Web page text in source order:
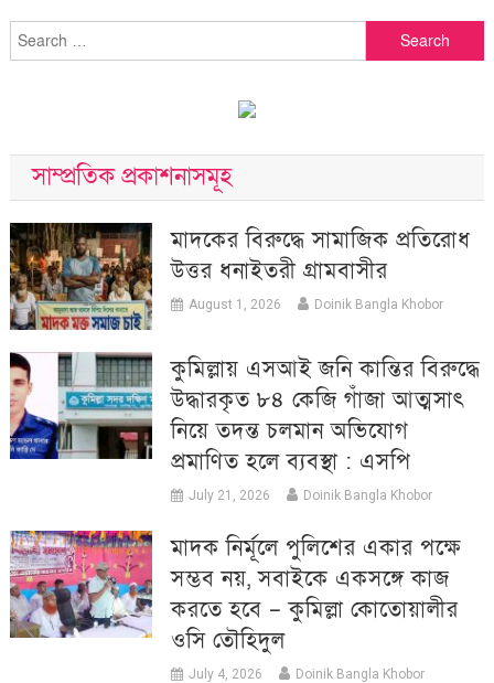
Search
for:
সাম্প্রতিক প্রকাশনাসমূহ
মাদকের বিরুদ্ধে সামাজিক প্রতিরোধ
উত্তর ধনাইতরী গ্রামবাসীর
August 1, 2026 Doinik Bangla Khobor
কুমিল্লায় এসআই জনি কান্তির বিরুদ্ধে
উদ্ধারকৃত ৮৪ কেজি গাঁজা আত্মসাৎ
নিয়ে তদন্ত চলমান অভিযোগ
প্রমাণিত হলে ব্যবস্থা : এসপি
July 21, 2026 Doinik Bangla Khobor
মাদক নির্মূলে পুলিশের একার পক্ষে
সম্ভব নয়, সবাইকে একসঙ্গে কাজ
করতে হবে – কুমিল্লা কোতোয়ালীর
ওসি তৌহিদুল
July 4, 2026 Doinik Bangla Khobor